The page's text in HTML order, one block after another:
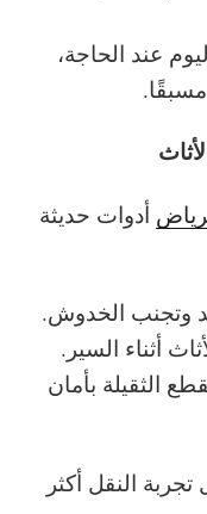
عند الحاجة،
مسبقًا.
أدوات حديثة
وتجنب الخدوش.
أثناء السير.
الثقيلة بأمان
النقل أكثر